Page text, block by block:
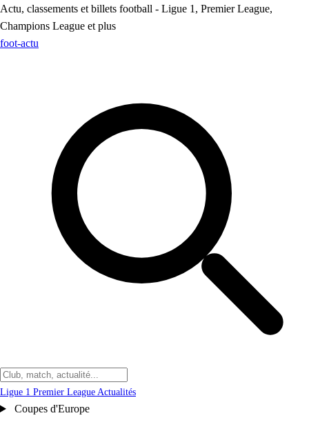
Actu, classements et billets football - Ligue 1, Premier League,
Champions League et plus
foot-actu
Ligue 1 Premier League Actualités
Coupes d'Europe